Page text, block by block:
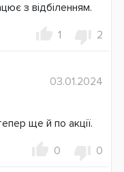
з відбіленням.
1 2
03.01.2024
ще й по акції.
0 0